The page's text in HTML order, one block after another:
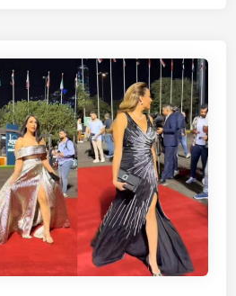
ر
ا
ل
ي
و
م
ع
ل
ى
ف
ع
ف
ي
ن
ي
ن
و
ى